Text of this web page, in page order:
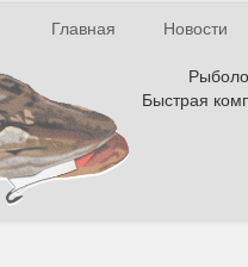
Главная
Новости
Быстрая